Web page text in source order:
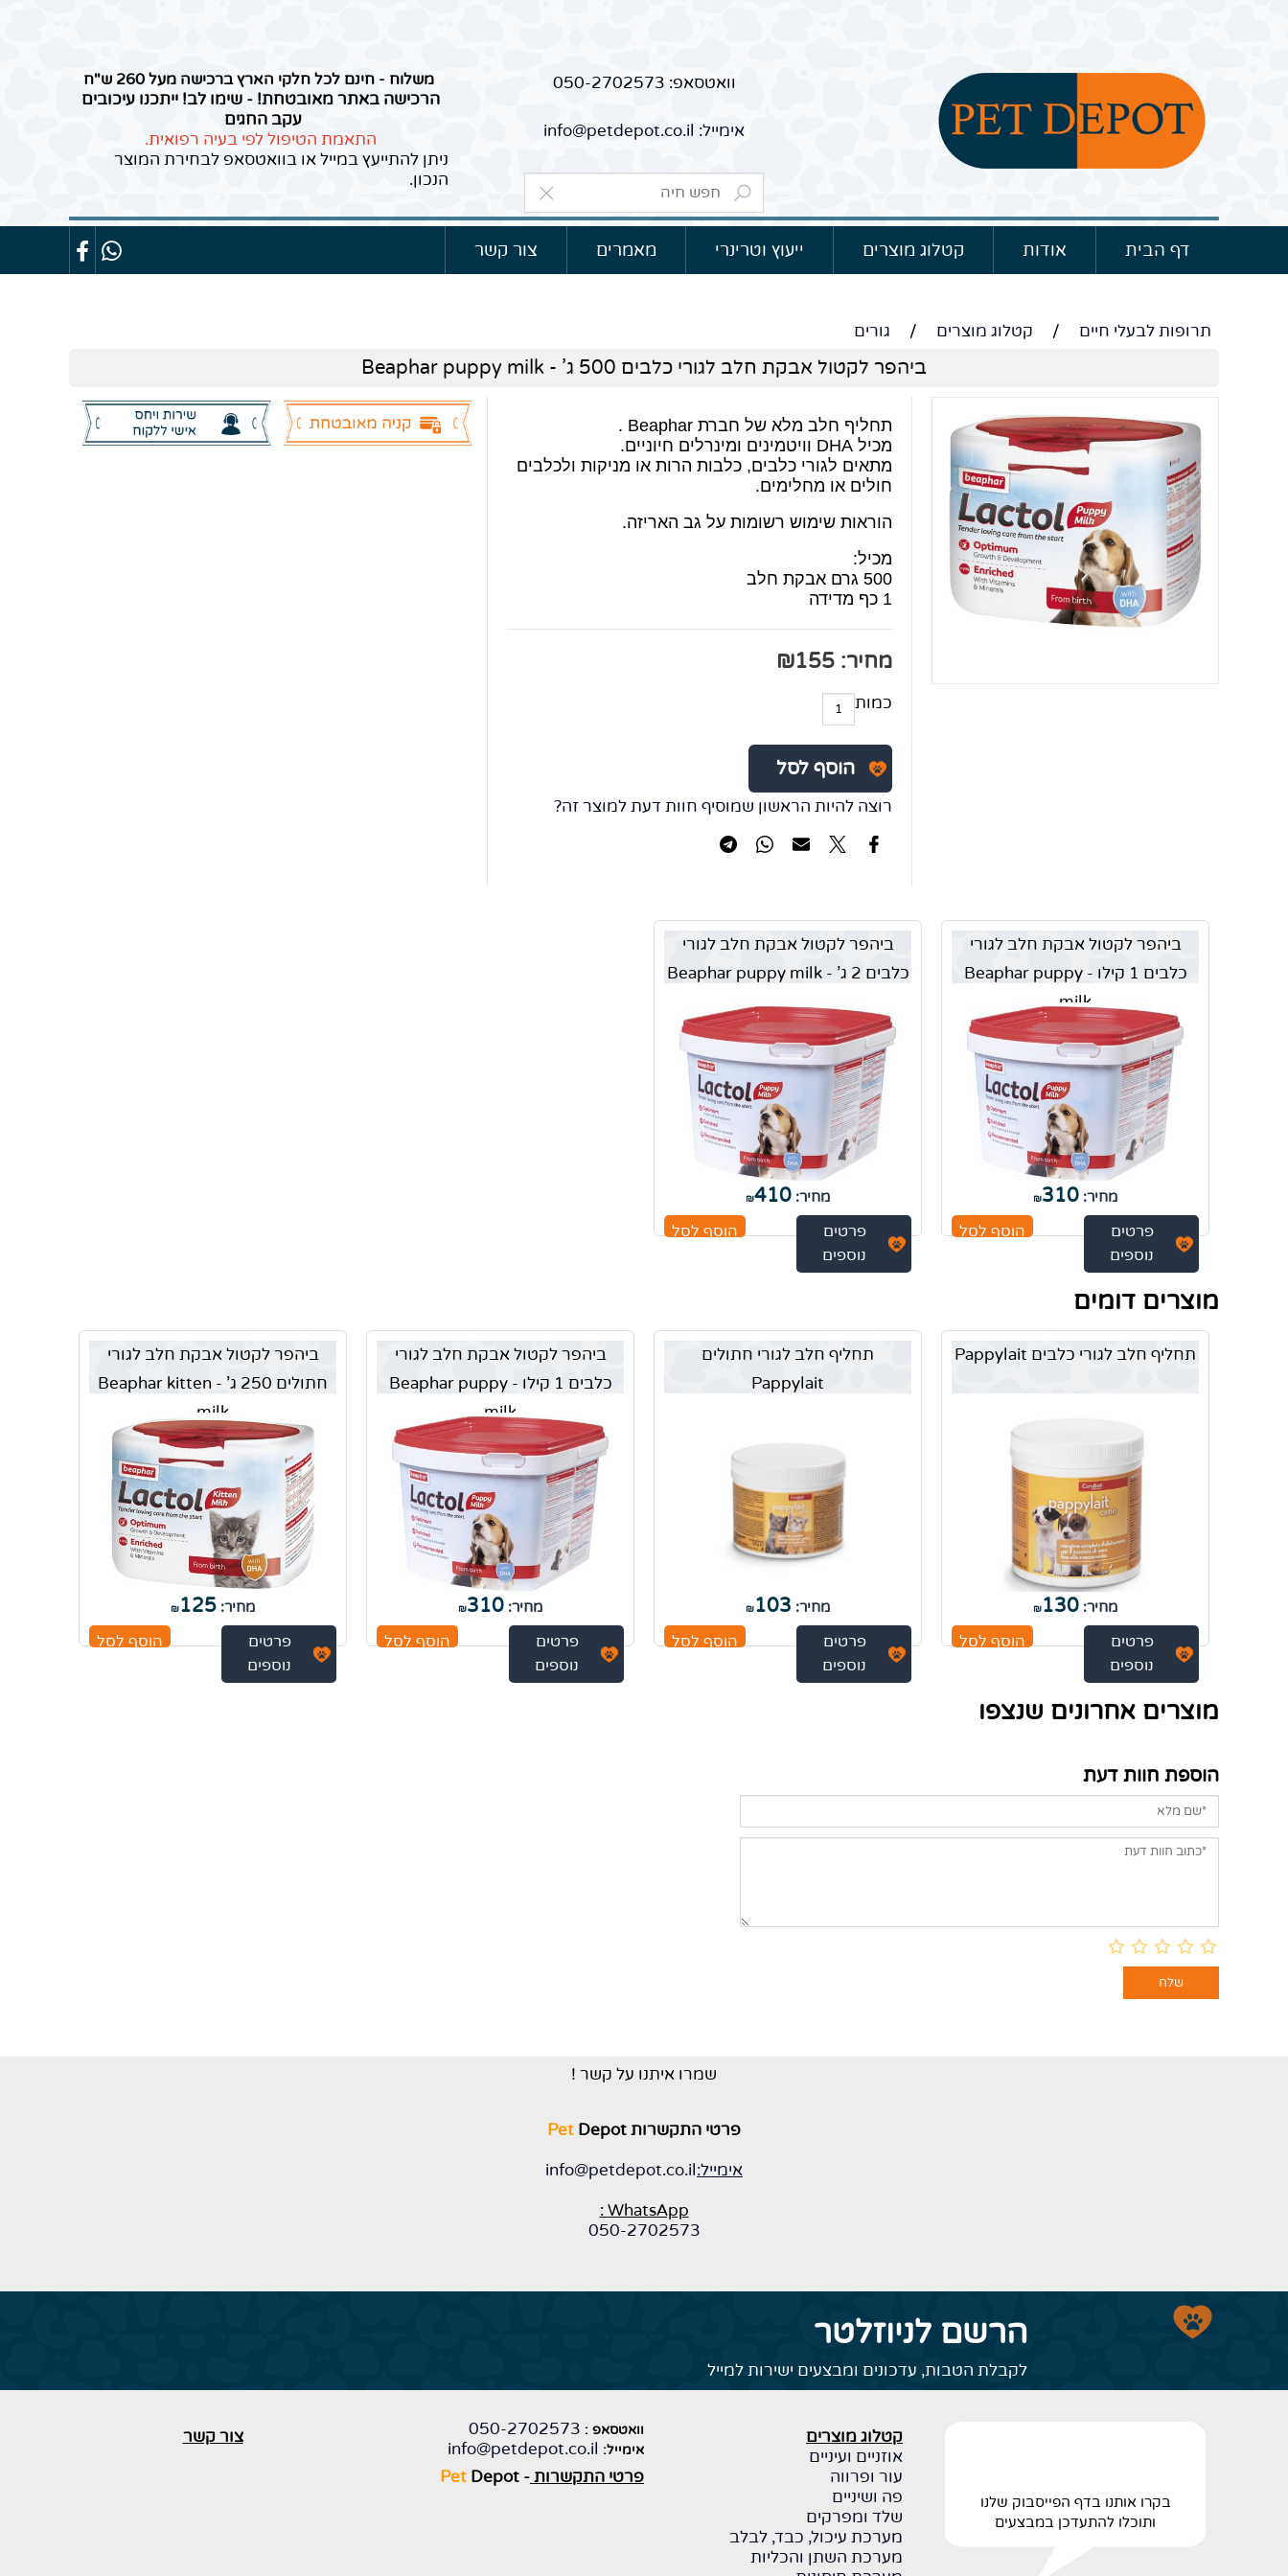
וואטסאפ: 050-2702573
אימייל: info@petdepot.co.il
משלוח - חינם לכל חלקי הארץ ברכישה מעל 260 ש"ח
הרכישה באתר מאובטחת! - שימו לב! ייתכנו עיכובים
עקב החגים
התאמת הטיפול לפי בעיה רפואית.
ניתן להתייעץ במייל או בוואטסאפ לבחירת המוצר
הנכון.
דף הבית אודות קטלוג מוצרים ייעוץ וטרינרי מאמרים צור קשר
תרופות לבעלי חיים / קטלוג מוצרים / גורים
ביהפר לקטול אבקת חלב לגורי כלבים 500 ג' - Beaphar puppy milk
תחליף חלב מלא של חברת Beaphar .
מכיל DHA וויטמינים ומינרלים חיוניים.
מתאים לגורי כלבים, כלבות הרות או מניקות ולכלבים
חולים או מחלימים.
הוראות שימוש רשומות על גב האריזה.
מכיל:
500 גרם אבקת חלב
1 כף מדידה
מחיר: ₪155
כמות
הוסף לסל
רוצה להיות הראשון שמוסיף חוות דעת למוצר זה?
ביהפר לקטול אבקת חלב לגורי
כלבים 1 קילו - Beaphar puppy
milk
מחיר: ₪310
פרטים
נוספים
הוסף לסל
ביהפר לקטול אבקת חלב לגורי
כלבים 2 ג' - Beaphar puppy milk
מחיר: ₪410
פרטים
נוספים
הוסף לסל
מוצרים דומים
תחליף חלב לגורי כלבים Pappylait
מחיר: ₪130
פרטים
נוספים
הוסף לסל
תחליף חלב לגורי חתולים
Pappylait
מחיר: ₪103
פרטים
נוספים
הוסף לסל
ביהפר לקטול אבקת חלב לגורי
כלבים 1 קילו - Beaphar puppy
milk
מחיר: ₪310
פרטים
נוספים
הוסף לסל
ביהפר לקטול אבקת חלב לגורי
חתולים 250 ג' - Beaphar kitten
milk
מחיר: ₪125
פרטים
נוספים
הוסף לסל
מוצרים אחרונים שנצפו
הוספת חוות דעת
שמרו איתנו על קשר !
פרטי התקשרות Pet Depot
אימייל:info@petdepot.co.il
WhatsApp :
050-2702573
הרשם לניוזלטר
לקבלת הטבות, עדכונים ומבצעים ישירות למייל
בקרו אותנו בדף הפייסבוק שלנו
ותוכלו להתעדכן במבצעים
קטלוג מוצרים
אוזניים ועיניים
עור ופרווה
פה ושיניים
שלד ומפרקים
מערכת עיכול, כבד, לבלב
מערכת השתן והכליות
וואטסאפ : 050-2702573
אימייל: info@petdepot.co.il
פרטי התקשרות-
Pet Depot
צור קשר